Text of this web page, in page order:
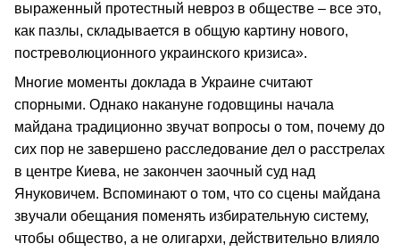
выраженный протестный невроз в обществе – все это,
как пазлы, складывается в общую картину нового,
постреволюционного украинского кризиса».
Многие моменты доклада в Украине считают
спорными. Однако накануне годовщины начала
майдана традиционно звучат вопросы о том, почему до
сих пор не завершено расследование дел о расстрелах
в центре Киева, не закончен заочный суд над
Януковичем. Вспоминают о том, что со сцены майдана
звучали обещания поменять избирательную систему,
чтобы общество, а не олигархи, действительно влияло